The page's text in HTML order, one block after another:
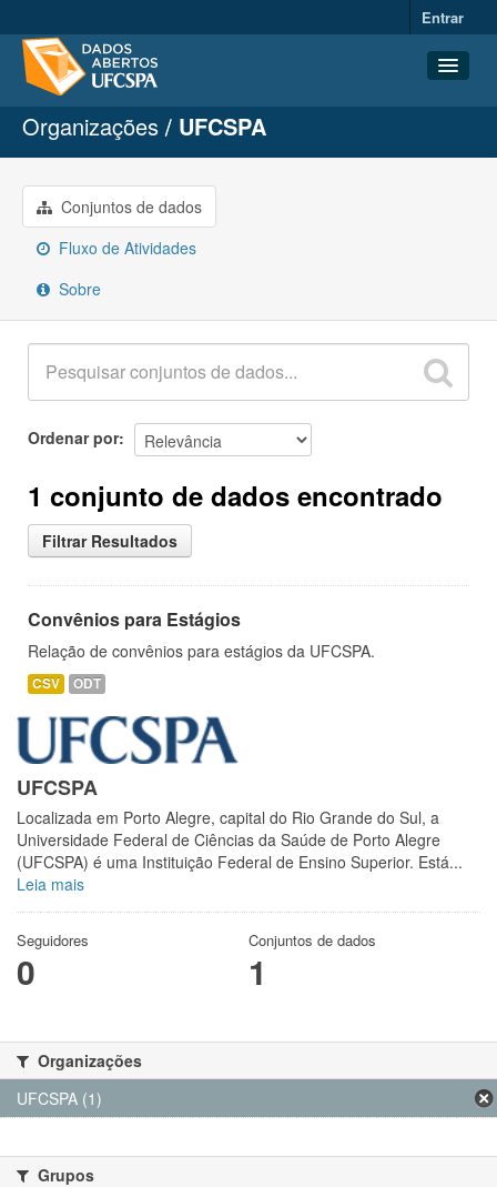
Entrar
Conjuntos de dados
Organizações
Grupos
Sobre
Organizações UFCSPA
Conjuntos de dados
Fluxo de Atividades
Sobre
Ordenar por
1 conjunto de dados encontrado
Filtrar Resultados
Convênios para Estágios
Relação de convênios para estágios da UFCSPA.
CSV ODT
UFCSPA
Localizada em Porto Alegre, capital do Rio Grande do Sul, a
Universidade Federal de Ciências da Saúde de Porto Alegre
(UFCSPA) é uma Instituição Federal de Ensino Superior. Está...
Leia mais
Seguidores
0
Conjuntos de dados
1
Organizações
UFCSPA (1)
Grupos